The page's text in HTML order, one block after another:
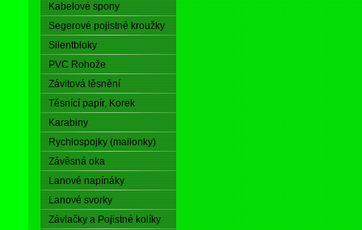
Kabelové spony
Segerové pojistné kroužky
Silentbloky
PVC Rohože
Závitová těsnění
Těsnící papír, Korek
Karabiny
Rychlospojky (mailonky)
Závěsná oka
Lanové napínáky
Lanové svorky
Závlačky a Pojistné kolíky